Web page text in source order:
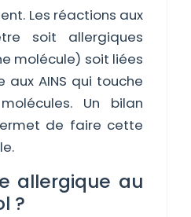
Les réactions aux
soit allergiques
molécule) soit liées
aux AINS qui touche
Un bilan
de faire cette
allergique au
?